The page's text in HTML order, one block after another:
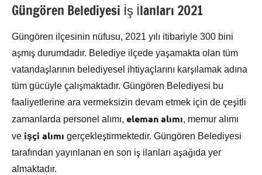
Güngören Belediyesi İş İlanları 2021
Güngören ilçesinin nüfusu, 2021 yılı itibariyle 300 bini
aşmış durumdadır. Belediye ilçede yaşamakta olan tüm
vatandaşlarının belediyesel ihtiyaçlarını karşılamak adına
tüm gücüyle çalışmaktadır. Güngören Belediyesi bu
faaliyetlerine ara vermeksizin devam etmek için de çeşitli
zamanlarda personel alımı, eleman alımı, memur alımı
ve işçi alımı gerçekleştirmektedir. Güngören Belediyesi
tarafından yayınlanan en son iş ilanları aşağıda yer
almaktadır.